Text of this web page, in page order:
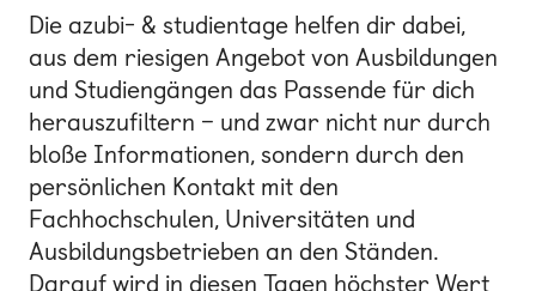
Die azubi- & studientage helfen dir dabei,
aus dem riesigen Angebot von Ausbildungen
und Studiengängen das Passende für dich
herauszufiltern – und zwar nicht nur durch
bloße Informationen, sondern durch den
persönlichen Kontakt mit den
Fachhochschulen, Universitäten und
Ausbildungsbetrieben an den Ständen.
Darauf wird in diesen Tagen höchster Wert